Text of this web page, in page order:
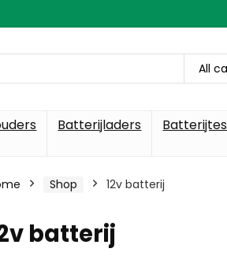
All
Batterijladers
Shop 12v batterij
batterij